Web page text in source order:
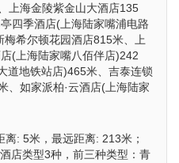
上海金陵紫金山大酒店135
四季酒店(上海陆家嘴浦电路
希尔顿花园酒店815米、上
(上海陆家嘴八佰伴店)242
道地铁站店)465米、吉泰连锁
、如家派柏·云酒店(上海陆家
: 5米，最远距离: 213米；
店类型3种，前三种类型：青